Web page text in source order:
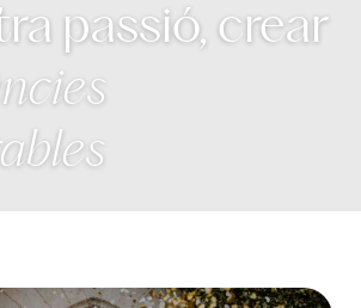
passió, crear